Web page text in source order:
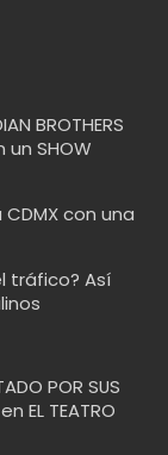
BROTHERS
un SHOW
con una
tráfico? Así
POR SUS
EL TEATRO